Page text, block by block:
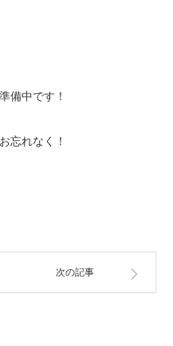
備中です！
忘れなく！
次の記事